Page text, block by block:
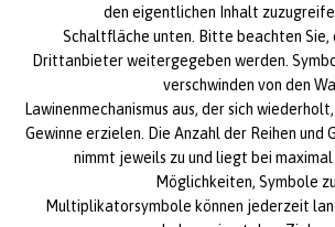
den eigentlichen Inhalt
Schaltfläche unten. Bitte beachten Sie,
Drittanbieter weitergegeben werden.
verschwinden von den
Lawinenmechanismus aus, der sich
Gewinne erzielen. Die Anzahl der Reihen und
nimmt jeweils zu und liegt bei maximal
Möglichkeiten, Symbole
Multiplikatorsymbole können jederzeit